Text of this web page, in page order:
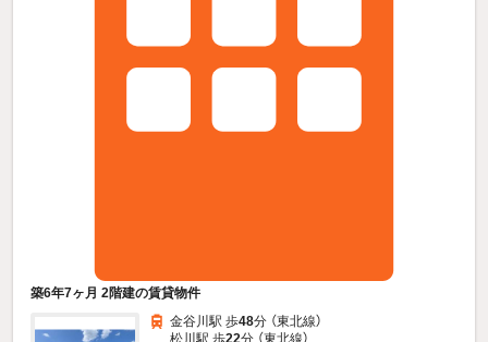
築6年7ヶ月 2階建の賃貸物件
金谷川駅 歩48分 （東北線）
松川駅 歩22分 （東北線）